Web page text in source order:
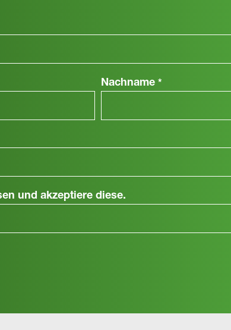
Nachname *
und akzeptiere diese.